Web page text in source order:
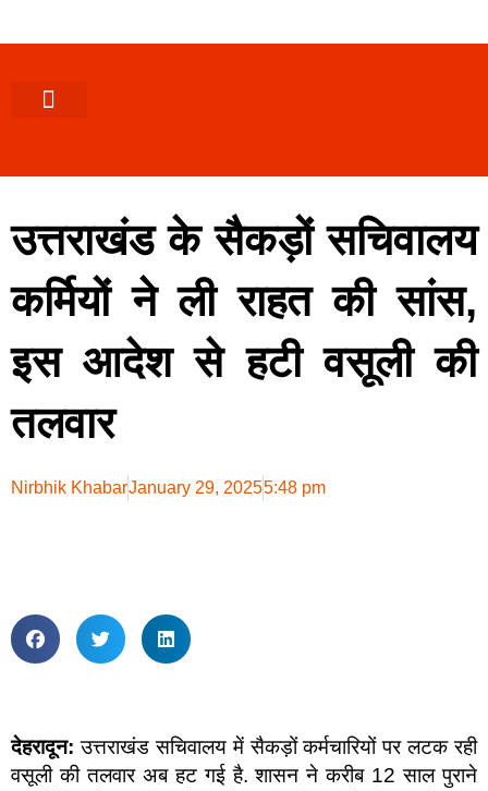
उत्तराखंड के सैकड़ों सचिवालय
कर्मियों ने ली राहत की सांस,
इस आदेश से हटी वसूली की
तलवार
Nirbhik KhabarJanuary 29, 20255:48 pm
देहरादून: उत्तराखंड सचिवालय में सैकड़ों कर्मचारियों पर लटक रही
वसूली की तलवार अब हट गई है. शासन ने करीब 12 साल पुराने